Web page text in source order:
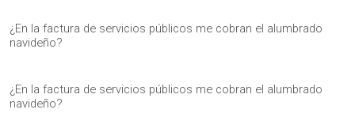
¿En la factura de servicios públicos me cobran el alumbrado
navideño?
¿En la factura de servicios públicos me cobran el alumbrado
navideño?